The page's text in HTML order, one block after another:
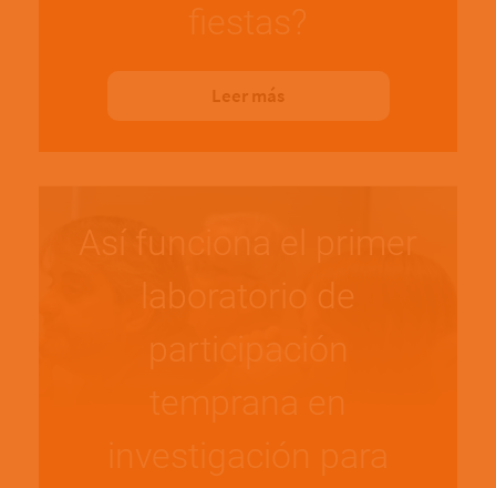
fiestas?
Leer más
Así funciona el primer
laboratorio de
participación
temprana en
investigación para